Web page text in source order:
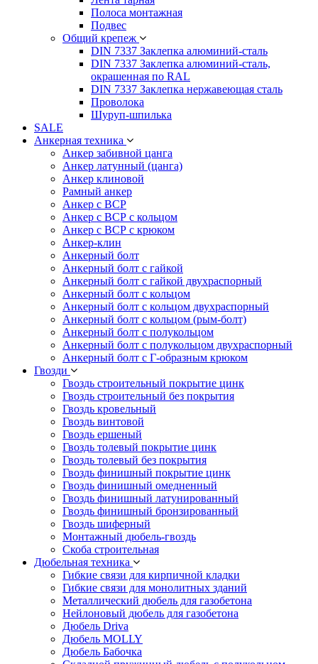
Полоса монтажная
Подвес
Общий крепеж
DIN 7337 Заклепка алюминий-сталь
DIN 7337 Заклепка алюминий-сталь,
окрашенная по RAL
DIN 7337 Заклепка нержавеющая сталь
Проволока
Шуруп-шпилька
SALE
Анкерная техника
Анкер забивной цанга
Анкер латунный (цанга)
Анкер клиновой
Рамный анкер
Анкер с ВСР
Анкер с ВСР с кольцом
Анкер с ВСР с крюком
Анкер-клин
Анкерный болт
Анкерный болт с гайкой
Анкерный болт с гайкой двухраспорный
Анкерный болт с кольцом
Анкерный болт с кольцом двухраспорный
Анкерный болт с кольцом (рым-болт)
Анкерный болт с полукольцом
Анкерный болт с полукольцом двухраспорный
Анкерный болт с Г-образным крюком
Гвозди
Гвоздь строительный покрытие цинк
Гвоздь строительный без покрытия
Гвоздь кровельный
Гвоздь винтовой
Гвоздь ершеный
Гвоздь толевый покрытие цинк
Гвоздь толевый без покрытия
Гвоздь финишный покрытие цинк
Гвоздь финишный омедненный
Гвоздь финишный латунированный
Гвоздь финишный бронзированный
Гвоздь шиферный
Монтажный дюбель-гвоздь
Скоба строительная
Дюбельная техника
Гибкие связи для кирпичной кладки
Гибкие связи для монолитных зданий
Металлический дюбель для газобетона
Нейлоновый дюбель для газобетона
Дюбель Driva
Дюбель MOLLY
Дюбель Бабочка